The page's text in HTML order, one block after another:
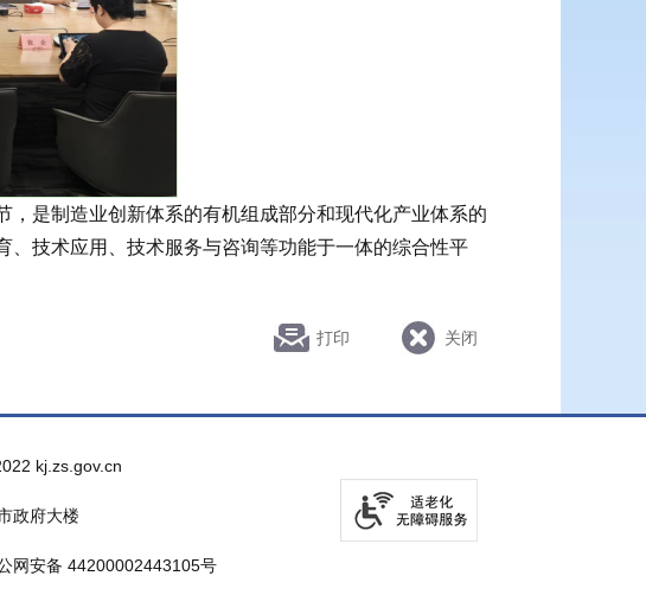
是制造业创新体系的有机组成部分和现代化产业体系的
技术应用、技术服务与咨询等功能于一体的综合性平
打印 关闭
kj.zs.gov.cn
政府大楼
网安备 44200002443105号